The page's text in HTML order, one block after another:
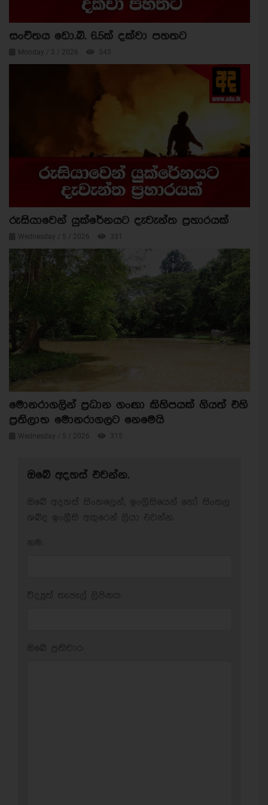
සංචිතය ඩො.බි. 6.5ක් දක්වා පහතට
Monday / 3 / 2026 345
රුසියාවෙන් යුක්රේනයට දැවැන්ත ප්‍රහාරයක්
Wednesday / 5 / 2026 331
මොනරාගලින් ප්‍රධාන ගංඟා කිහිපයක් ගියත් එහි
ප්‍රතිලාභ මොනරාගලට නෙමෙයි
Wednesday / 5 / 2026 315
ඔබේ අදහස් එවන්න.